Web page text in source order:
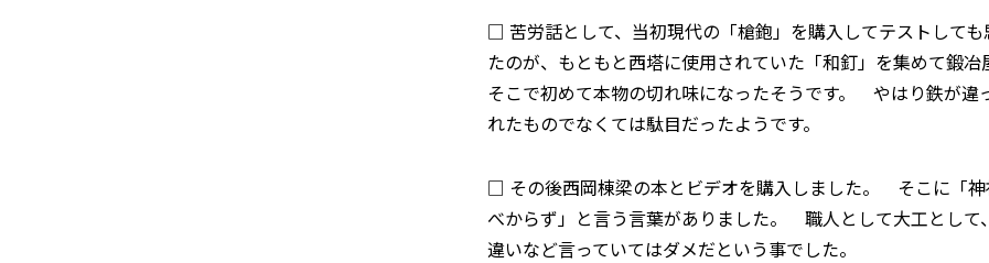
□ 苦労話として、当初現代の「槍鉋」を購入してテストして
たのが、もともと西塔に使用されていた「和釘」を集めて鍛
そこで初めて本物の切れ味になったそうです。 やはり鉄が
れたものでなくては駄目だったようです。
□ その後西岡棟梁の本とビデオを購入しました。 そこに「神
べからず」と言う言葉がありました。 職人として大工として
違いなど言っていてはダメだという事でした。